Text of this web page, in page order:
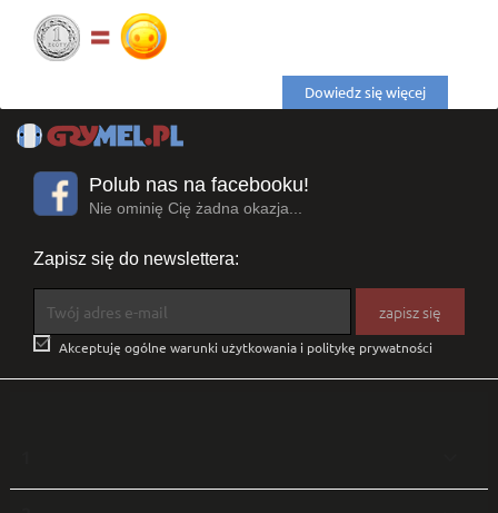
Dowiedz się więcej
Polub nas na facebooku!
Nie ominię Cię żadna okazja...
Zapisz się do newslettera:
 Akceptuję ogólne warunki użytkowania i politykę prywatności